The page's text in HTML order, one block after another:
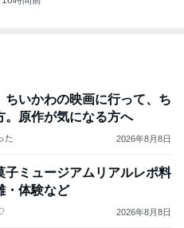
ちいかわの映画に行って、ち
。原作が気になる方へ
た 2026年8月8日
子ミュージアムリアルレポ料
・体験など
2026年8月8日